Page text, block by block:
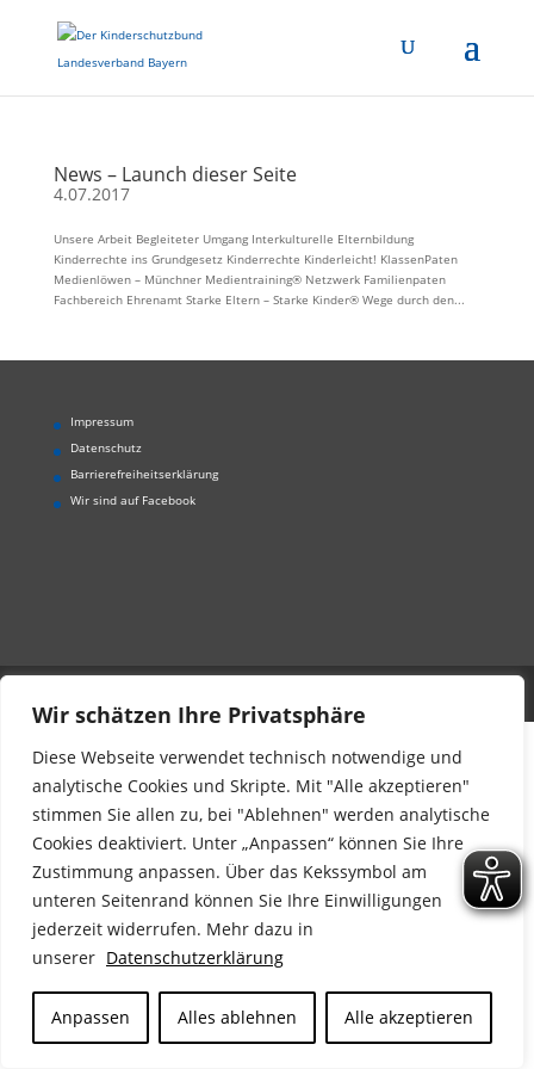
Wir schätzen Ihre Privatsphäre
Diese Webseite verwendet technisch notwendige und
analytische Cookies und Skripte. Mit "Alle akzeptieren"
stimmen Sie allen zu, bei "Ablehnen" werden analytische
Cookies deaktiviert. Unter „Anpassen“ können Sie Ihre
Zustimmung anpassen. Über das Kekssymbol am
unteren Seitenrand können Sie Ihre Einwilligungen
jederzeit widerrufen. Mehr dazu in
unserer Datenschutzerklärung
Anpassen Alles ablehnen Alle akzeptieren
News – Launch dieser Seite
4.07.2017
Unsere Arbeit Begleiteter Umgang Interkulturelle Elternbildung
Kinderrechte ins Grundgesetz Kinderrechte Kinderleicht! KlassenPaten
Medienlöwen – Münchner Medientraining® Netzwerk Familienpaten
Fachbereich Ehrenamt Starke Eltern – Starke Kinder® Wege durch den...
Impressum
Datenschutz
Barrierefreiheitserklärung
Wir sind auf Facebook